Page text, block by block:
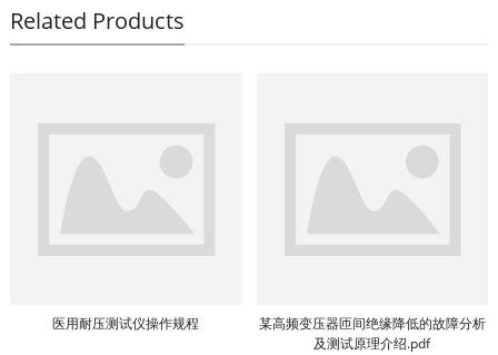
Related Products
医用耐压测试仪操作规程
某高频变压器匝间绝缘降低的故障分析
及测试原理介绍.pdf